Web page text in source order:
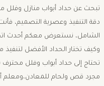
تبحث عن حداد أبواب منازل وفلل
دقة التنفيذ وعصرية التصميم،
وكيف تختار الحداد الأفضل
تحتاج إلى حداد أبواب وفلل محترف
مجرد قص ولحام للمعادن،ومعلم